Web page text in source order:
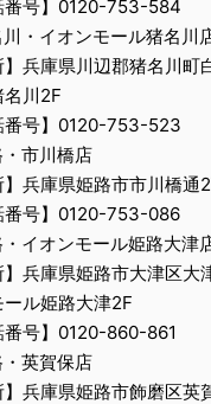
番号】0120-753-584
・イオンモール猪名川
】兵庫県川辺郡猪名川
名川2F
番号】0120-753-523
市川橋店
】兵庫県姫路市市川橋
番号】0120-753-086
イオンモール姫路大津
】兵庫県姫路市大津区大
ール姫路大津2F
番号】0120-860-861
英賀保店
】兵庫県姫路市飾磨区